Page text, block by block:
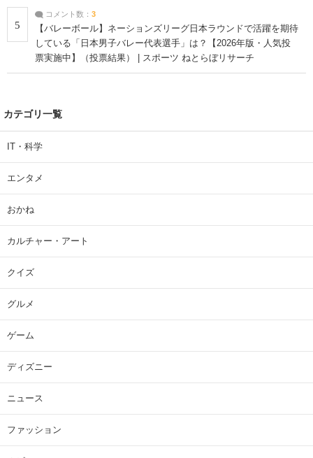
5
コメント数： 3
【バレーボール】ネーションズリーグ日本ラウンドで活躍を期待
している「日本男子バレー代表選手」は？【2026年版・人気投
票実施中】（投票結果） | スポーツ ねとらぼリサーチ
カテゴリ一覧
IT・科学
エンタメ
おかね
カルチャー・アート
クイズ
グルメ
ゲーム
ディズニー
ニュース
ファッション